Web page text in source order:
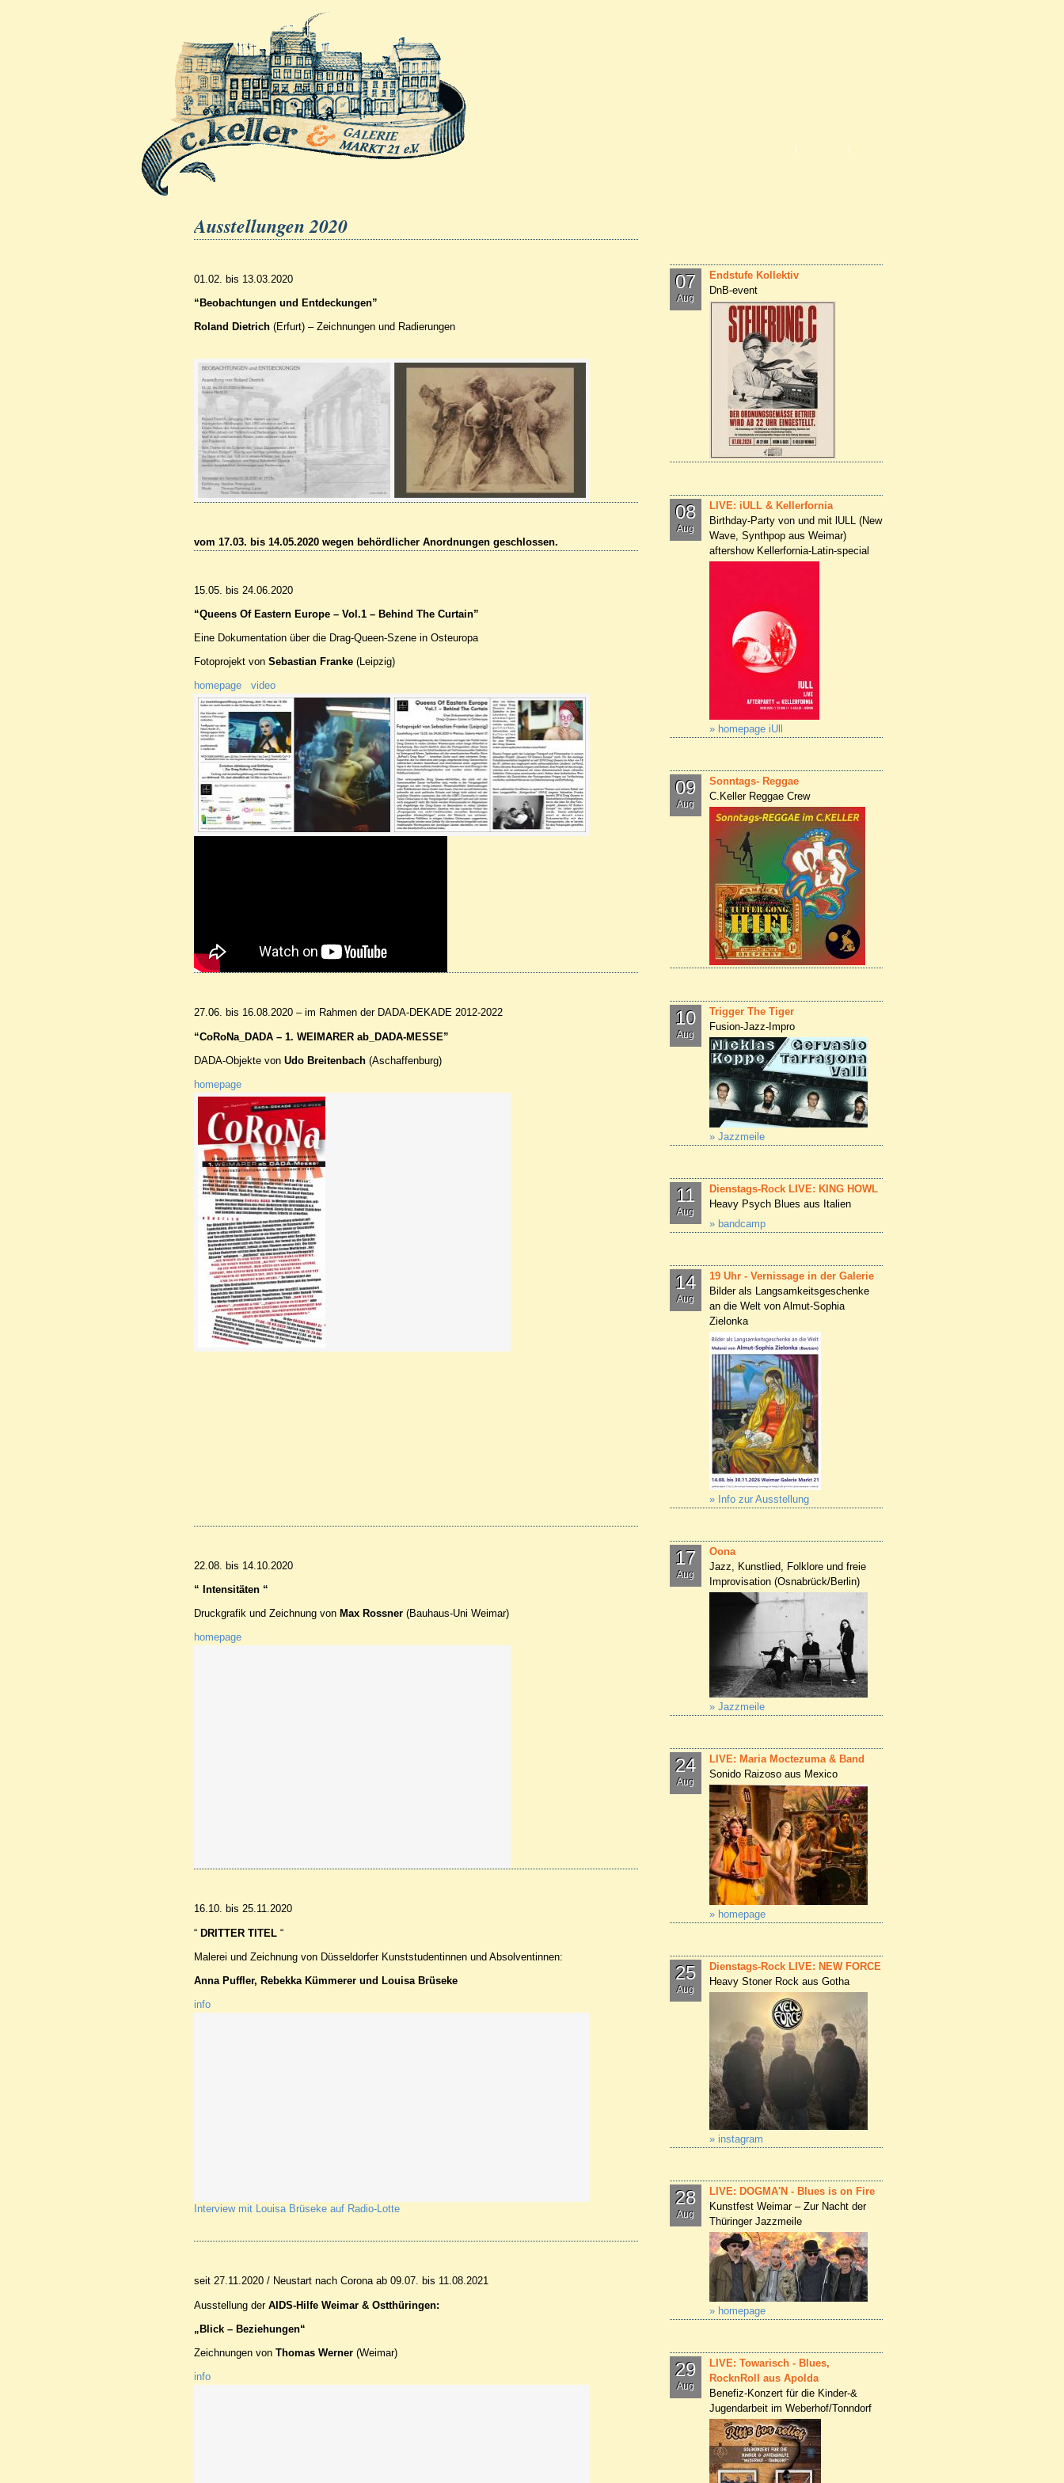
Home
| |
07
Aug
Endstufe Kollektiv
DnB-event
08
Aug
LIVE: iULL & Kellerfornia
Birthday-Party von und mit lULL (New
Wave, Synthpop aus Weimar)
aftershow Kellerfornia-Latin-special
» homepage iUll
09
Aug
Sonntags- Reggae
C.Keller Reggae Crew
10
Aug
Trigger The Tiger
Fusion-Jazz-Impro
» Jazzmeile
11
Aug
Dienstags-Rock LIVE: KING HOWL
Heavy Psych Blues aus Italien
» bandcamp
14
Aug
19 Uhr - Vernissage in der Galerie
Bilder als Langsamkeitsgeschenke
an die Welt von Almut-Sophia
Zielonka
» Info zur Ausstellung
17
Aug
Oona
Jazz, Kunstlied, Folklore und freie
Improvisation (Osnabrück/Berlin)
» Jazzmeile
24
Aug
LIVE: Maria Moctezuma & Band
Sonido Raizoso aus Mexico
» homepage
25
Aug
Dienstags-Rock LIVE: NEW FORCE
Heavy Stoner Rock aus Gotha
» instagram
28
Aug
LIVE: DOGMA'N - Blues is on Fire
Kunstfest Weimar – Zur Nacht der
Thüringer Jazzmeile
» homepage
29
Aug
LIVE: Towarisch - Blues,
RocknRoll aus Apolda
Benefiz-Konzert für die Kinder-&
Jugendarbeit im Weberhof/Tonndorf
Ausstellungen 2020
01.02. bis 13.03.2020
“Beobachtungen und Entdeckungen”
Roland Dietrich(Erfurt) – Zeichnungen und Radierungen
vom 17.03. bis 14.05.2020 wegen behördlicher Anordnungen geschlossen.
15.05. bis 24.06.2020
“Queens Of Eastern Europe – Vol.1 – Behind The Curtain”
Eine Dokumentation über die Drag-Queen-Szene in Osteuropa
Fotoprojekt von Sebastian Franke(Leipzig)
homepage video
27.06. bis 16.08.2020 – im Rahmen der DADA-DEKADE2012-2022
“CoRoNa_DADA – 1. WEIMARERab_DADA-MESSE”
DADA-Objekte vonUdo Breitenbach(Aschaffenburg)
homepage
22.08. bis 14.10.2020
“ Intensitäten “
Druckgrafik und Zeichnung von Max Rossner (Bauhaus-Uni Weimar)
homepage
16.10. bis 25.11.2020
“ DRITTER TITEL“
Malerei und Zeichnung von Düsseldorfer Kunststudentinnen und Absolventinnen:
Anna Puffler, Rebekka Kümmerer und Louisa Brüseke
info
Interview mit Louisa Brüseke auf Radio-Lotte
seit 27.11.2020 / Neustart nach Corona ab 09.07. bis 11.08.2021
Ausstellung der AIDS-Hilfe Weimar & Ostthüringen:
„Blick – Beziehungen“
Zeichnungen von Thomas Werner(Weimar)
info